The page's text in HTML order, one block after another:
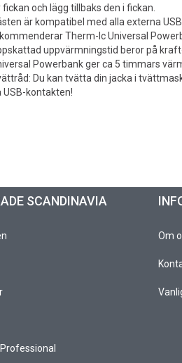
fickan och lägg tillbaks den i fickan.
är kompatibel med alla externa
Therm-Ic Universal
uppvärmningstid beror på
Powerbank ger ca 5 timmars
Du kan tvätta din jacka i
USB-kontakten!
SCANDINAVIA
Om